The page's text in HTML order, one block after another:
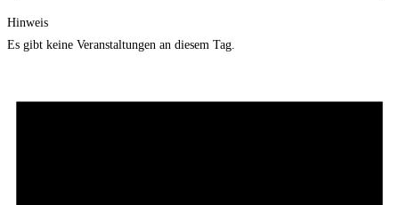
Hinweis
Es gibt keine Veranstaltungen an diesem Tag.